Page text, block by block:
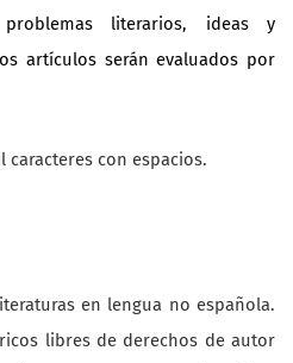
literarios, ideas y
artículos serán evaluados por
caracteres con espacios.
en lengua no española.
libres de derechos de autor